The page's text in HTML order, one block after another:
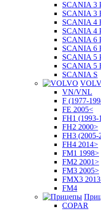
SCANIA 3
SCANIA 3
SCANIA 4
SCANIA 4
SCANIA 6
SCANIA 6
SCANIA 5
SCANIA 5
SCANIA S
VN/VNL
F (1977-
FE 2005<
FH1 (1993-
FH2 2000>
FH3 (2005-
FH4 2014>
FM1 1998>
FM2 2001>
FM3 2005>
FMX3
FM4
COPAR